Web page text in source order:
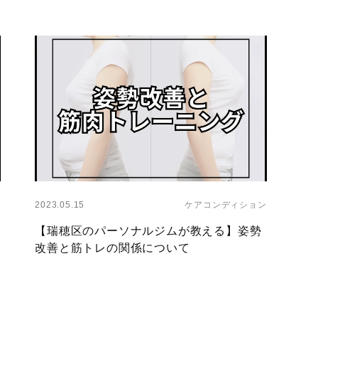
2023.05.15 ケアコンディション
【瑞穂区のパーソナルジムが教える】姿勢
改善と筋トレの関係について